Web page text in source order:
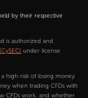
by their respective
is authorized and
under license
high risk of losing money
when trading CFDs with
CFDs work, and whether